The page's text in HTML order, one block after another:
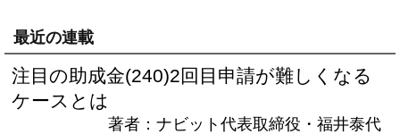
最近の連載
注目の助成金(240)2回目申請が難しくなる
ケースとは
著者：ナビット代表取締役・福井泰代